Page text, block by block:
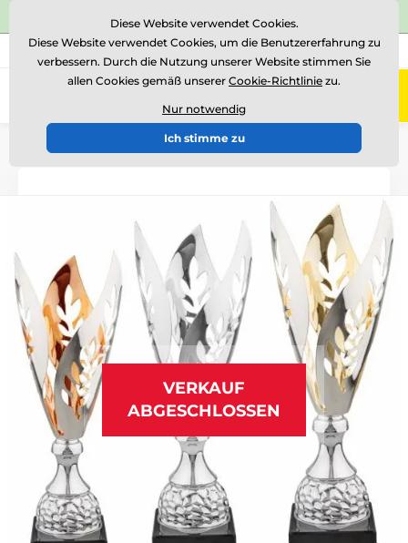
⭐Siehe 504 verifizierte Bewertungen auf
Rufen Sie uns an (Mo-Fr 15-18) +43 676 361 37 22
0
Einführung Pokale "LUXUS"
VERKAUF
ABGESCHLOSSEN
Diese Website verwendet Cookies.
Diese Website verwendet Cookies, um die Benutzererfahrung zu
verbessern. Durch die Nutzung unserer Website stimmen Sie
allen Cookies gemäß unserer Cookie-Richtlinie zu.
Nur notwendig
Ich stimme zu